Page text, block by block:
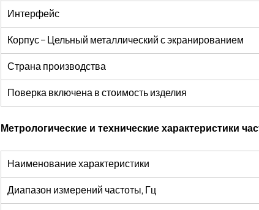
Интерфейс
Корпус – Цельный металлический с экранированием
Страна производства
Поверка включена в стоимость изделия
Метрологические и технические характеристики
Наименование характеристики
Диапазон измерений частоты, Гц